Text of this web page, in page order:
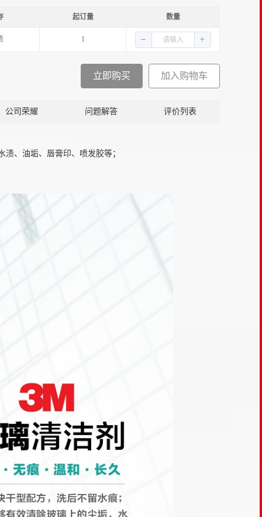
起订量 数量
1
立即购买 加入购物车
公司荣耀 问题解答 评价列表
、油垢、唇膏印、喷发胶等；